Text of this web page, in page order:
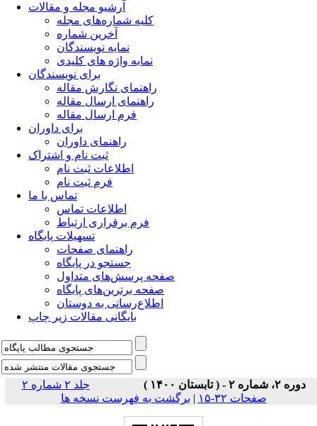
آرشیو مجله و مقالات
کلیه شماره‌های مجله
آخرین شماره
نمایه نویسندگان
نمایه واژه های کلیدی
برای نویسندگان
راهنمای نگارش مقاله
راهنمای ارسال مقاله
فرم ارسال مقاله
برای داوران
راهنمای داوران
ثبت نام و اشتراک
اطلاعات ثبت نام
فرم ثبت نام
تماس با ما
اطلاعات تماس
فرم برقراری ارتباط
تسهیلات پایگاه
راهنمای صفحات
جستجو در پایگاه
صفحه پرسش‌های متداول
صفحه برترین‌های پایگاه
اطلاع‌رسانی به دوستان
بایگانی مقالات زیر چاپ
دوره ۲، شماره ۲ - ( تابستان ۱۴۰۰ )
جلد ۲ شماره ۲
صفحات ۳۲-۱۵
| برگشت به فهرست نسخه ها